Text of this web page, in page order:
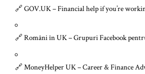
🔗 GOV.UK – Financial help if you’re
🔗 Români în UK – Grupuri Facebook
🔗 MoneyHelper UK – Career & Finance